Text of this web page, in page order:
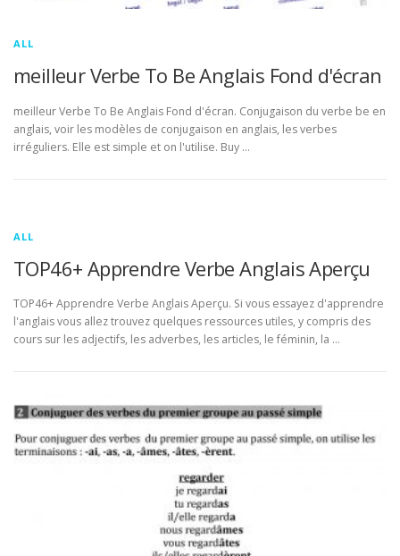
ALL
meilleur Verbe To Be Anglais Fond d'écran
meilleur Verbe To Be Anglais Fond d'écran. Conjugaison du verbe be en
anglais, voir les modèles de conjugaison en anglais, les verbes
irréguliers. Elle est simple et on l'utilise. Buy …
ALL
TOP46+ Apprendre Verbe Anglais Aperçu
TOP46+ Apprendre Verbe Anglais Aperçu. Si vous essayez d'apprendre
l'anglais vous allez trouvez quelques ressources utiles, y compris des
cours sur les adjectifs, les adverbes, les articles, le féminin, la …